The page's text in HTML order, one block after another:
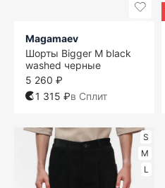
Magamaev
Шорты Bigger M black
washed черные
5 260 ₽
1 315 ₽в Сплит
S
M
L